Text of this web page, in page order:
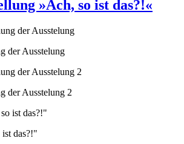
»Ach, so ist das?!«
der Ausstelung
der Ausstelung 2
das?!"